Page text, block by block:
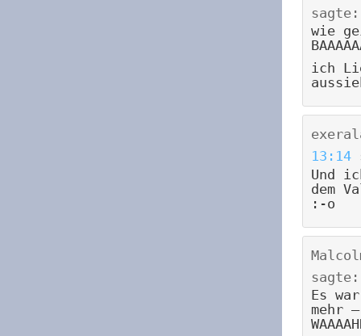
sagte:
wie
ich
13:14
Und
dem
:-o
sagte:
Es
mehr